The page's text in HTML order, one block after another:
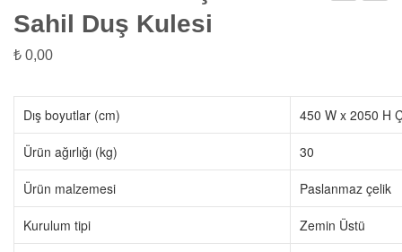
Sahil
Duş
Sahil
Duş
Sahil Duş Kulesi
₺ 0,00
Dış boyutlar (cm) 450 W x 2050 H
Ürün ağırlığı (kg) 30
Ürün malzemesi Paslanmaz çelik
Kurulum tipi Zemin Üstü